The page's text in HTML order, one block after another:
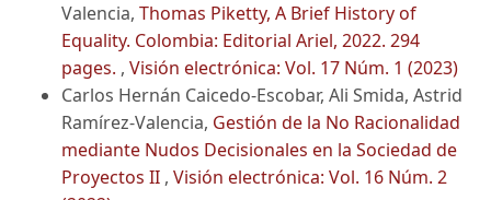
Valencia, Thomas Piketty, A Brief History of
Equality. Colombia: Editorial Ariel, 2022. 294
pages. , Visión electrónica: Vol. 17 Núm. 1 (2023)
Carlos Hernán Caicedo-Escobar, Ali Smida, Astrid
Ramírez-Valencia, Gestión de la No Racionalidad
mediante Nudos Decisionales en la Sociedad de
Proyectos II , Visión electrónica: Vol. 16 Núm. 2